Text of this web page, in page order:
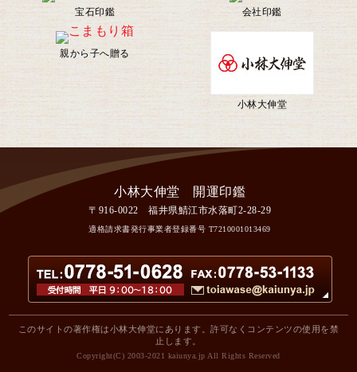
宝石印鑑 会社印鑑
親から子へ贈る
小林大伸堂
〒916-0022 福井県鯖江市水落町2-28-29
適格請求書発行事業者登録番号 T7210001013469
このサイトの著作権は小林大伸堂にあります。許可なくコンテンツの使用を禁
止します。
Copyright(C) 2003-2021 kaiunya.jp All Rights Reserved